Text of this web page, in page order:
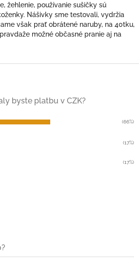
žehlenie, používanie sušičky sú
Nášivky sme testovali, vydržia
však prať obrátené naruby, na 40tku,
možné občasné pranie aj na
byste platbu v CZK?
(66%)
(17%)
(17%)